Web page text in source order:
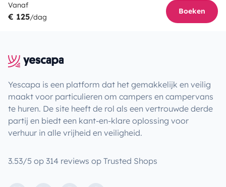
Vanaf
€ 125/dag
Boeken
Yescapa is een platform dat het gemakkelijk en veilig
maakt voor particulieren om campers en campervans
te huren. De site heeft de rol als een vertrouwde derde
partij en biedt een kant-en-klare oplossing voor
verhuur in alle vrijheid en veiligheid.
3.53/5 op 314 reviews op Trusted Shops